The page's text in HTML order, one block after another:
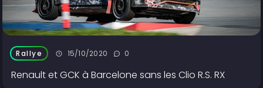
Rallye 15/10/2020 0
Renault et GCK à Barcelone sans les Clio R.S. RX